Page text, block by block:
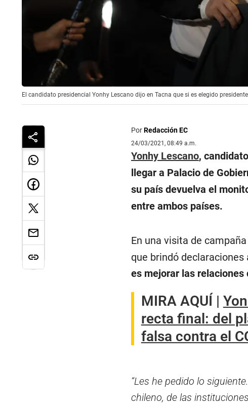
El candidato presidencial Yonhy Lescano dijo en Tacna que si es elegido
PorRedacción EC
24/03/2021, 08:49 a.m.
Yonhy Lescano,
llegar a Palacio de
su país devuelva el
entre ambos países.
En una visita de
que brindó
es mejorar las relaciones
MIRA AQUÍ |
recta final: del
falsa contra el
“Les he pedido lo
chileno, de las